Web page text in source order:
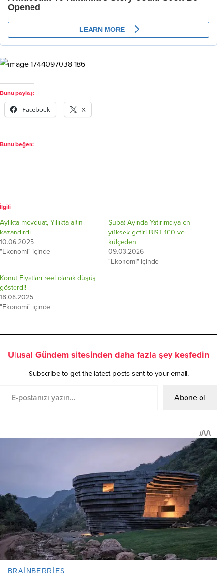
Bunu paylaş:
Facebook X
Bunu beğen:
İlgili
Aylıkta mevduat, Yıllıkta altın
kazandırdı
10.06.2025
"Ekonomi" içinde
Şubat Ayında Yatırımcıya en
yüksek getiri BIST 100 ve
külçeden
09.03.2026
"Ekonomi" içinde
Konut Fiyatları reel olarak düşüş
gösterdi!
18.08.2025
"Ekonomi" içinde
Ulusal Gündem sitesinden daha fazla şey keşfedin
Subscribe to get the latest posts sent to your email.
Abone ol